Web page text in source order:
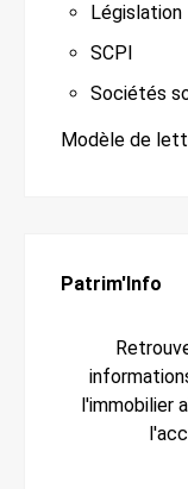
Législation
SCPI
Sociétés
Modèle de
Patrim'Info
l'immobilier